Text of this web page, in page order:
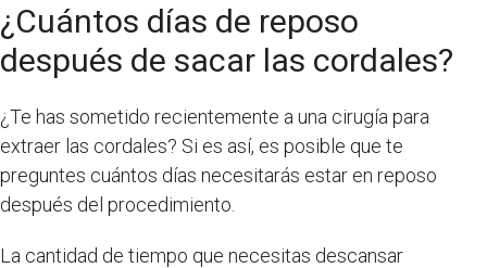
¿Cuántos días de reposo
después de sacar las cordales?
¿Te has sometido recientemente a una cirugía para
extraer las cordales? Si es así, es posible que te
preguntes cuántos días necesitarás estar en reposo
después del procedimiento.
La cantidad de tiempo que necesitas descansar